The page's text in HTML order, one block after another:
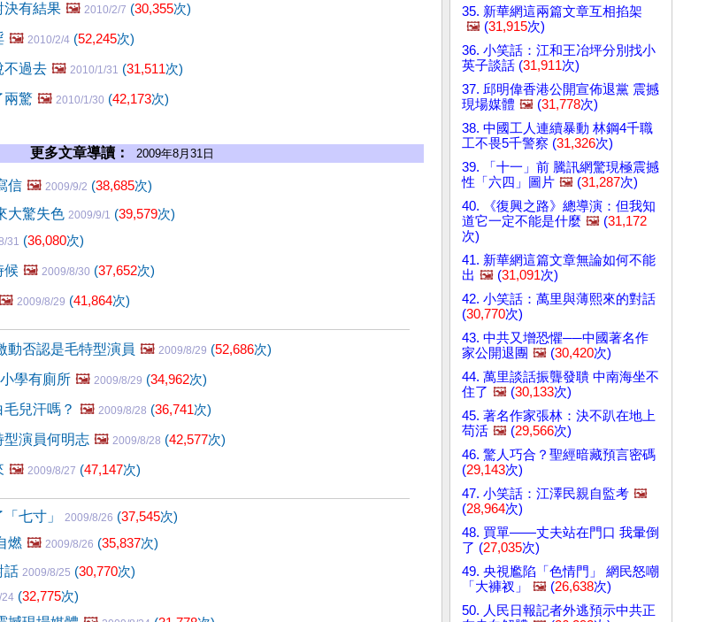
決有結果 🖼️ 2010/2/7 (30,355次)
🖼️ 2010/2/4 (52,245次)
不過去 🖼️ 2010/1/31 (31,511次)
兩驚 🖼️ 2010/1/30 (42,173次)
更多文章導讀： 2009年8月31日
信 🖼️ 2009/9/2 (38,685次)
大驚失色 2009/9/1 (39,579次)
31 (36,080次)
候 🖼️ 2009/8/30 (37,652次)
2009/8/29 (41,864次)
動否認是毛特型演員 🖼️ 2009/8/29 (52,686次)
學有廁所 🖼️ 2009/8/29 (34,962次)
兒汗嗎？ 🖼️ 2009/8/28 (36,741次)
型演員何明志 🖼️ 2009/8/28 (42,577次)
🖼️ 2009/8/27 (47,147次)
七寸」 2009/8/26 (37,545次)
燃 🖼️ 2009/8/26 (35,837次)
話 2009/8/25 (30,770次)
24 (32,775次)
35. 新華網這兩篇文章互相掐架
🖼️ (31,915次)
36. 小笑話：江和王冶坪分別找小
英子談話 (31,911次)
37. 邱明偉香港公開宣佈退黨 震撼
現場媒體 🖼️ (31,778次)
38. 中國工人連續暴動 林鋼4千職
工不畏5千警察 (31,326次)
39. 「十一」前 騰訊網驚現極震撼
性「六四」圖片 🖼️ (31,287次)
40. 《復興之路》總導演：但我知
道它一定不能是什麼 🖼️ (31,172
次)
41. 新華網這篇文章無論如何不能
出 🖼️ (31,091次)
42. 小笑話：萬里與薄熙來的對話
(30,770次)
43. 中共又增恐懼──中國著名作
家公開退團 🖼️ (30,420次)
44. 萬里談話振聾發聵 中南海坐不
住了 🖼️ (30,133次)
45. 著名作家張林：決不趴在地上
苟活 🖼️ (29,566次)
46. 驚人巧合？聖經暗藏預言密碼
(29,143次)
47. 小笑話：江澤民親自監考 🖼️
(28,964次)
48. 買單——丈夫站在門口 我暈倒
了 (27,035次)
49. 央視尷陷「色情門」 網民怒嘲
「大褲衩」
🖼️ (26,638次)
50. 人民日報記者外逃預示中共正